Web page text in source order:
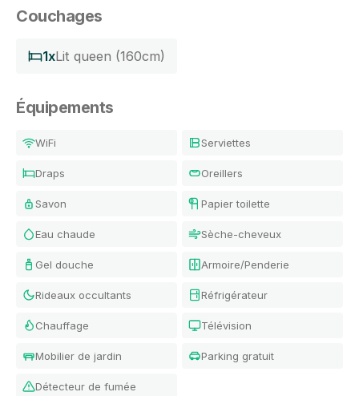
Couchages
1xLit queen (160cm)
Équipements
WiFi Serviettes
Draps Oreillers
Savon Papier toilette
Eau chaude Sèche-cheveux
Gel douche Armoire/Penderie
Rideaux occultants Réfrigérateur
Chauffage Télévision
Mobilier de jardin Parking gratuit
Détecteur de fumée